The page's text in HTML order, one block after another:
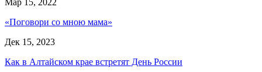
«Поговори со мною мама»
Дек 15, 2023
Как в Алтайском крае встретят День России